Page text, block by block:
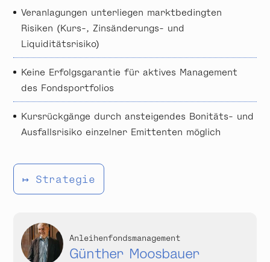
Veranlagungen unterliegen marktbedingten
Risiken (Kurs-, Zinsänderungs- und
Liquiditätsrisiko)
Keine Erfolgsgarantie für aktives Management
des Fonds­portfolios
Kursrückgänge durch ansteigendes Bonitäts- und
Ausfallsrisiko einzelner Emit­tenten möglich
↦ Strategie
Anleihenfondsmanagement
Günther Moosbauer